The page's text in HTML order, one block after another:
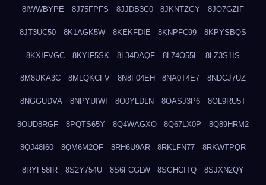
8IWWBYPE 8J75FPFS 8JJDB3C0 8JKNTZGY 8JO7GZIF
8JT3UC50 8K1AGK5W 8KEKFDIE 8KNPFC99 8KPYSBQS
8KXIFVGC 8KYIF5SK 8L34DAQF 8L74O55L 8LZ3S1IS
8M8UKA3C 8MLQKCFV 8N8F04EH 8NA0T4E7 8NDCJ7UZ
8NGGUDVA 8NPYUIWI 8O0YLDLN 8OASJ3P6 8OL9RU5T
8OUD8RGF 8PQTS65Y 8Q4WAGXO 8Q67LX0P 8Q89HRM2
8QJ48I60 8QM6M2QF 8RH6U9AR 8RKLFN77 8RKWTPQR
8RYF58IR 8S2Y754U 8S6FCGLW 8SGHCITQ 8SJXN2QY